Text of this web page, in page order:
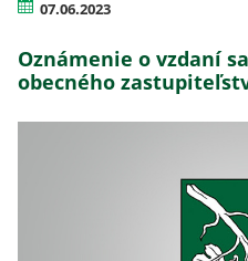
07.06.2023
Oznámenie o vzdaní
obecného